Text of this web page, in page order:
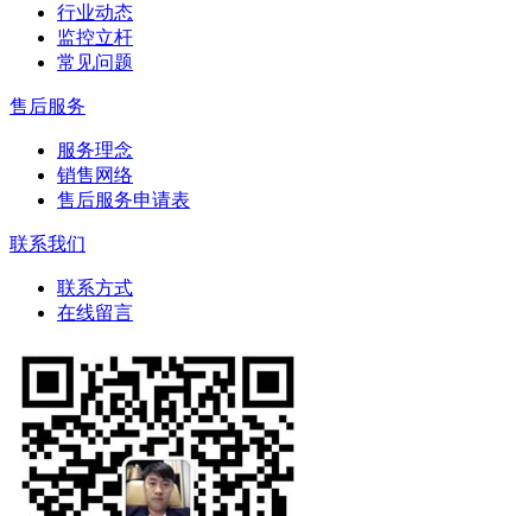
行业动态
监控立杆
常见问题
售后服务
服务理念
销售网络
售后服务申请表
联系我们
联系方式
在线留言